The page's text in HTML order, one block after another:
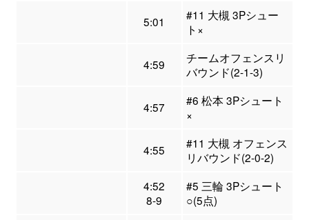
5:01
#11 大槻 3Pシュー
ト×
4:59
チームオフェンスリ
バウンド(2-1-3)
4:57
#6 松本 3Pシュート
×
4:55
#11 大槻 オフェンス
リバウンド(2-0-2)
4:52
8-9
#5 三輪 3Pシュート
○(5点)